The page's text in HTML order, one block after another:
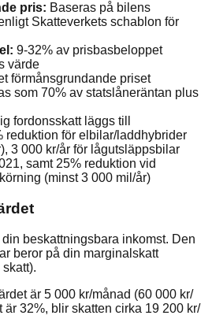
pris: Baseras på bilens
Skatteverkets schablon för
9-32% av prisbasbeloppet
värde
förmånsgrundande priset
som 70% av statslåneräntan plus
fordonsskatt läggs till
reduktion för elbilar/laddhybrider
3 000 kr/år för lågutsläppsbilar
samt 25% reduktion vid
(minst 3 000 mil/år)
beskattningsbara inkomst. Den
beror på din marginalskatt
är 5 000 kr/månad (60 000 kr/
32%, blir skatten cirka 19 200 kr/